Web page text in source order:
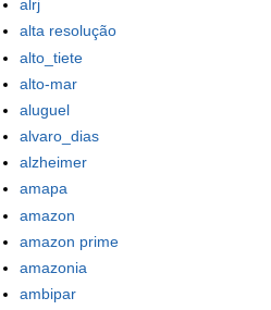
alrj
alta resolução
alto_tiete
alto-mar
aluguel
alvaro_dias
alzheimer
amapa
amazon
amazon prime
amazonia
ambipar